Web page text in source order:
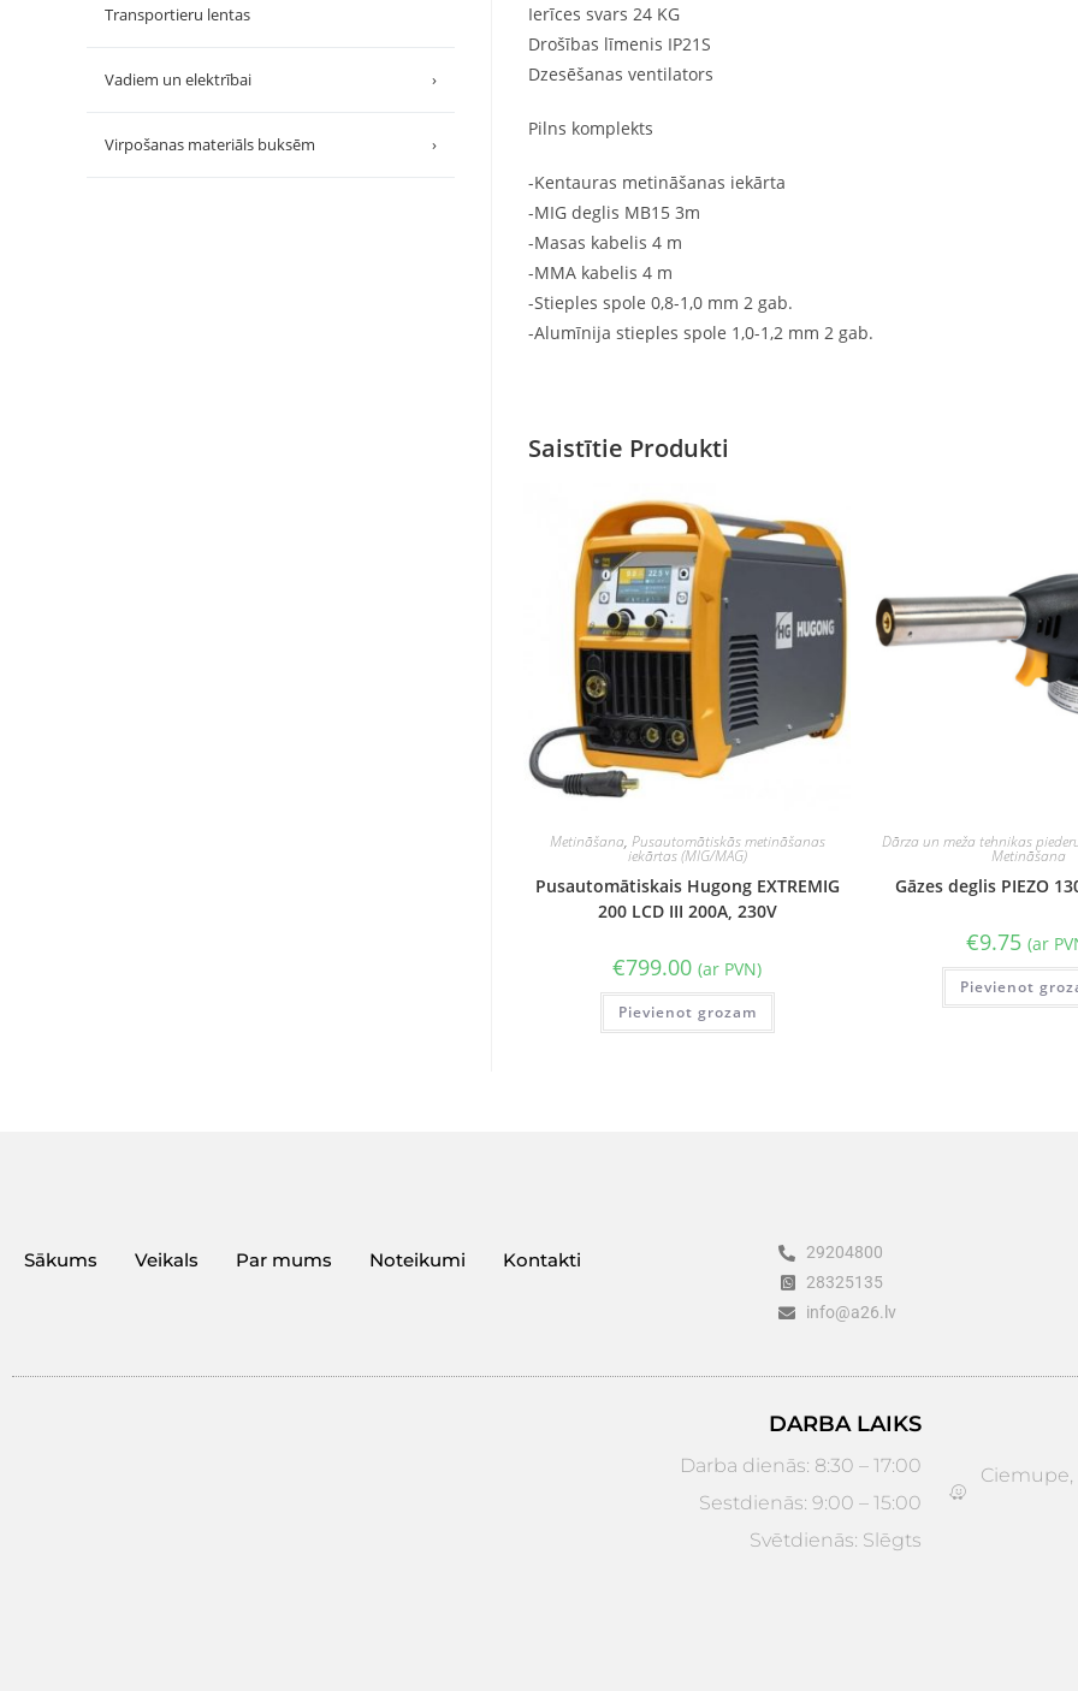
Ierīces svars 24 KG
Drošības līmenis IP21S
Dzesēšanas ventilators
Pilns komplekts
-Kentauras metināšanas iekārta
-MIG deglis MB15 3m
-Masas kabelis 4 m
-MMA kabelis 4 m
-Stieples spole 0,8-1,0 mm 2 gab.
-Alumīnija stieples spole 1,0-1,2 mm 2 gab.
Saistītie Produkti
Metināšana, Pusautomātiskās metināšanas
iekārtas (MIG/MAG)
Pusautomātiskais Hugong EXTREMIG
200 LCD III 200A, 230V
€799.00 (ar PVN)
Pievienot grozam
Dārza un meža tehnikas
Metināšana
Gāzes deglis PIEZO
€9.75 (ar
Pievienot
Transportieru lentas
Vadiem un elektrībai ›
Virpošanas materiāls buksēm ›
Sākums Veikals Par mums Noteikumi Kontakti
29204800
28325135
info@a26.lv
DARBA LAIKS
Darba dienās: 8:30 – 17:00
Sestdienās: 9:00 – 15:00
Svētdienās: Slēgts
Ciemupe,